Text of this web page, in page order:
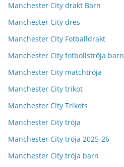
Manchester City drakt Barn
Manchester City dres
Manchester City Fotballdrakt
Manchester City fotbollströja barn
Manchester City matchtröja
Manchester City trikot
Manchester City Trikots
Manchester City tröja
Manchester City tröja 2025-26
Manchester City tröja barn